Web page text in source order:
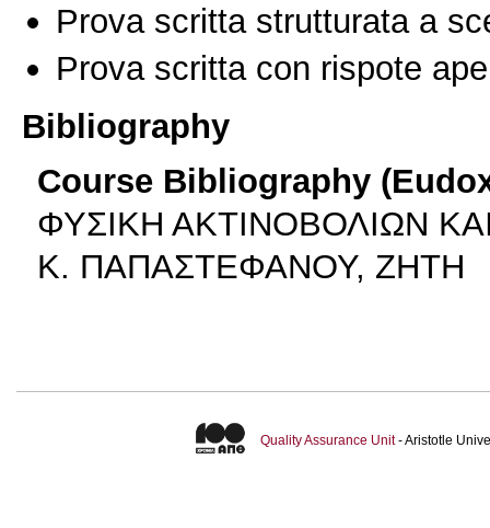
Prova scritta strutturata a
Prova scritta con rispote
Bibliography
Course Bibliography
ΦΥΣΙΚΗ ΑΚΤΙΝΟΒΟΛΙΩΝ
Κ. ΠΑΠΑΣΤΕΦΑΝΟΥ, ΖΗΤΗ
Quality Assurance Unit- Aristotle